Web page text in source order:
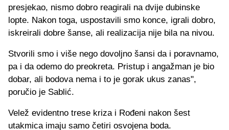
presjekao, nismo dobro reagirali na dvije dubinske
lopte. Nakon toga, uspostavili smo konce, igrali dobro,
iskreirali dobre šanse, ali realizacija nije bila na nivou.
Stvorili smo i više nego dovoljno šansi da i poravnamo,
pa i da odemo do preokreta. Pristup i angažman je bio
dobar, ali bodova nema i to je gorak ukus zanas",
poručio je Sablić.
Velež evidentno trese kriza i Rođeni nakon šest
utakmica imaju samo četiri osvojena boda.